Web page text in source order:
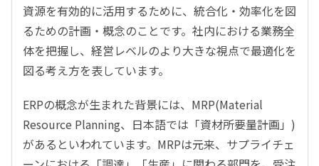
資源を有効的に活用するために、統合化・効率化を図
るための計画・概念のことです。社内における業務全
体を把握し、経営レベルのより大きな視点で最適化を
図る考え方を表しています。
ERPの概念が生まれた背景には、MRP(Material
Resource Planning、日本語では「資材所要量計画」)
があるといわれています。MRPは元来、サプライチェ